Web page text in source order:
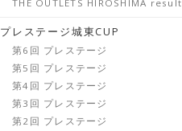
THE OUTLETS HIROSHIMA result
プレステージ城東CUP
第6回 プレステージ
第5回 プレステージ
第4回 プレステージ
第3回 プレステージ
第2回 プレステージ